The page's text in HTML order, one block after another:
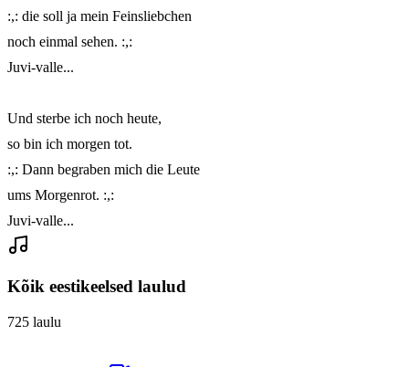
:,: die soll ja mein Feinsliebchen
noch einmal sehen. :,:
Juvi-valle...
Und sterbe ich noch heute,
so bin ich morgen tot.
:,: Dann begraben mich die Leute
ums Morgenrot. :,:
Juvi-valle...
Kõik eestikeelsed laulud
725 laulu